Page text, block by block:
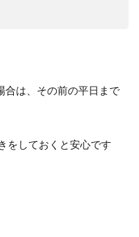
合は、その前の平日まで
をしておくと安心です